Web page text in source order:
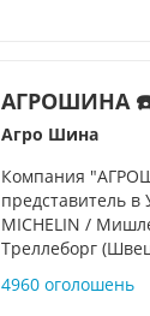
АГРОШИНА ☎️
Агро Шина
Компания
представитель
MICHELIN /
Треллеборг
4960 оголошень